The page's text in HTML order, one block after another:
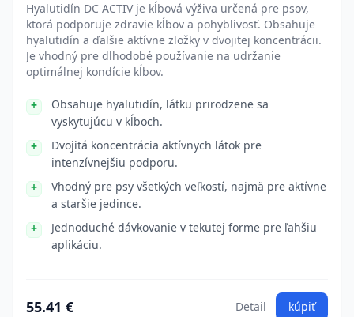
Hyalutidín DC ACTIV je kĺbová výživa určená pre psov,
ktorá podporuje zdravie kĺbov a pohyblivosť. Obsahuje
hyalutidín a ďalšie aktívne zložky v dvojitej koncentrácii.
Je vhodný pre dlhodobé používanie na udržanie
optimálnej kondície kĺbov.
Obsahuje hyalutidín, látku prirodzene sa
vyskytujúcu v kĺboch.
Dvojitá koncentrácia aktívnych látok pre
intenzívnejšiu podporu.
Vhodný pre psy všetkých veľkostí, najmä pre aktívne
a staršie jedince.
Jednoduché dávkovanie v tekutej forme pre ľahšiu
aplikáciu.
55.41 € Detail kúpiť